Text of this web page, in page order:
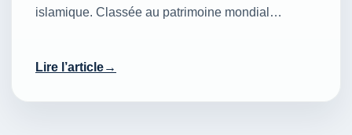
islamique. Classée au patrimoine mondial…
Lire l’article